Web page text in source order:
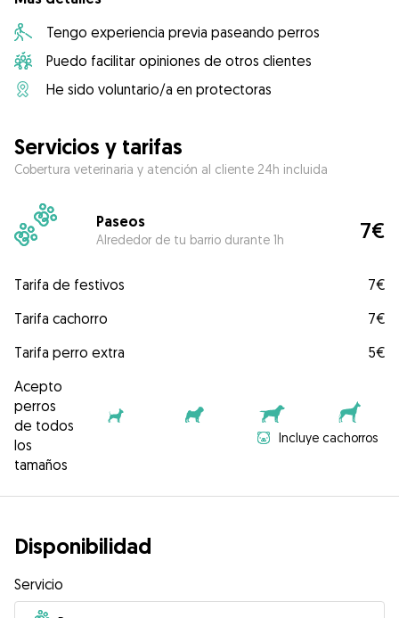
Tengo experiencia previa paseando perros
Puedo facilitar opiniones de otros clientes
He sido voluntario/a en protectoras
Servicios y tarifas
Cobertura veterinaria y atención al cliente 24h incluida
Paseos
Alrededor de tu barrio durante 1h 7€
Tarifa de festivos
7€
Tarifa cachorro
7€
Tarifa perro extra
5€
Acepto
perros
de todos
los
tamaños
Incluye cachorros
Disponibilidad
Servicio